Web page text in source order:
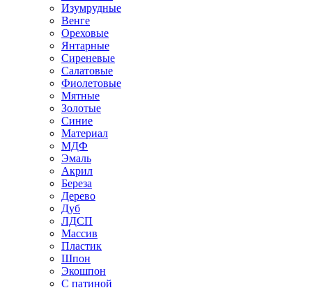
Изумрудные
Венге
Ореховые
Янтарные
Сиреневые
Салатовые
Фиолетовые
Мятные
Золотые
Синие
Материал
МДФ
Эмаль
Акрил
Береза
Дерево
Дуб
ЛДСП
Массив
Пластик
Шпон
Экошпон
С патиной